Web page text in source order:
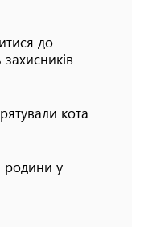
до
захисників
кота
родини у